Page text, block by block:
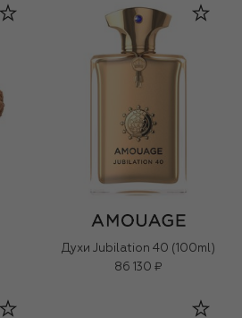
Духи Jubilation 40 (100ml)
86 130 ₽